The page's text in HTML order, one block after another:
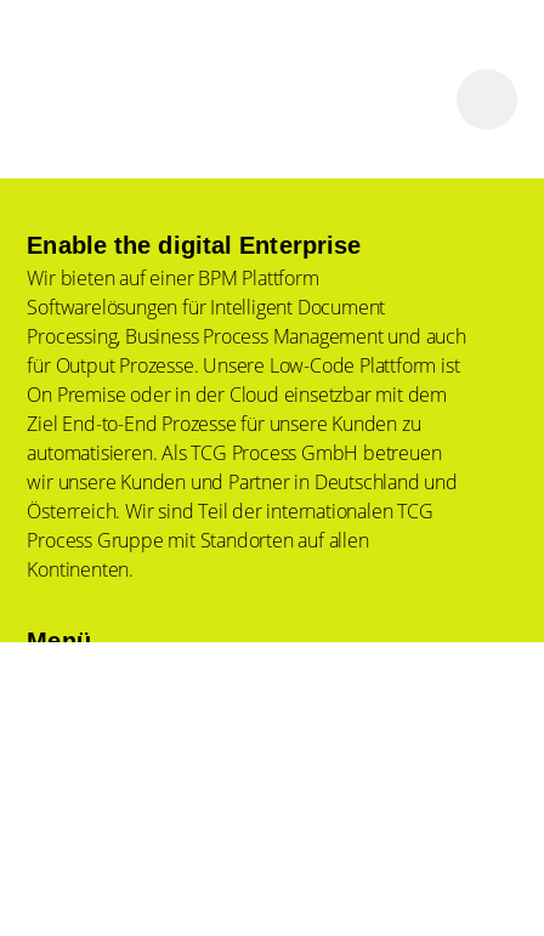
Enable the digital Enterprise
Wir bieten auf einer BPM Plattform
Softwarelösungen für Intelligent Document
Processing, Business Process Management und auch
für Output Prozesse. Unsere Low-Code Plattform ist
On Premise oder in der Cloud einsetzbar mit dem
Ziel End-to-End Prozesse für unsere Kunden zu
automatisieren. Als TCG Process GmbH betreuen
wir unsere Kunden und Partner in Deutschland und
Österreich. Wir sind Teil der internationalen TCG
Process Gruppe mit Standorten auf allen
Kontinenten.
Menü